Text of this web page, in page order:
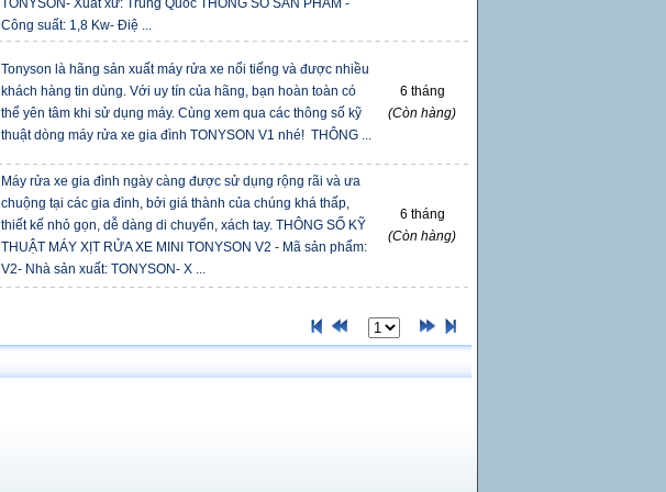
TONYSON- Xuất xứ: Trung Quốc THÔNG SỐ SẢN PHẨM -
Công suất: 1,8 Kw- Điệ ...
Tonyson là hãng sản xuất máy rửa xe nổi tiếng và được nhiều
khách hàng tin dùng. Với uy tín của hãng, bạn hoàn toàn có
thể yên tâm khi sử dụng máy. Cùng xem qua các thông số kỹ
thuật dòng máy rửa xe gia đình TONYSON V1 nhé! THÔNG ...
6 tháng
(Còn hàng)
Máy rửa xe gia đình ngày càng được sử dụng rộng rãi và ưa
chuộng tại các gia đình, bởi giá thành của chúng khá thấp,
thiết kế nhỏ gọn, dễ dàng di chuyển, xách tay. THÔNG SỐ KỸ
THUẬT MÁY XỊT RỬA XE MINI TONYSON V2 - Mã sản phẩm:
V2- Nhà sản xuất: TONYSON- X ...
6 tháng
(Còn hàng)